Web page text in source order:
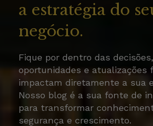
a estratégia do
negócio.
Fique por dentro das decisões,
oportunidades e atualizações
impactam diretamente a sua
Nosso blog é a sua fonte de
para transformar
segurança e crescimento.